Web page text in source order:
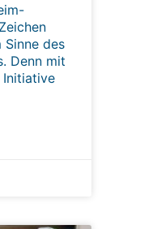
Sinne des
Denn mit
Initiative